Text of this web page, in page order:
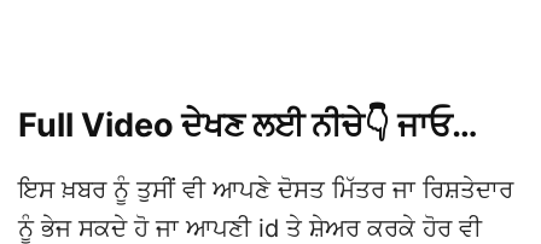
Full Video ਦੇਖਣ ਲਈ ਨੀਚੇ👇 ਜਾਓ…
ਇਸ ਖ਼ਬਰ ਨੂੰ ਤੁਸੀਂ ਵੀ ਆਪਣੇ ਦੋਸਤ ਮਿੱਤਰ ਜਾ ਰਿਸ਼ਤੇਦਾਰ
ਨੂੰ ਭੇਜ ਸਕਦੇ ਹੋ ਜਾ ਆਪਣੀ id ਤੇ ਸ਼ੇਅਰ ਕਰਕੇ ਹੋਰ ਵੀ